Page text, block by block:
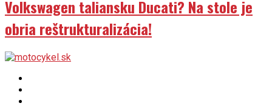
Volkswagen taliansku Ducati? Na stole je
obria reštrukturalizácia!